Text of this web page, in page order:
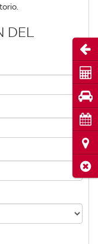
DEL